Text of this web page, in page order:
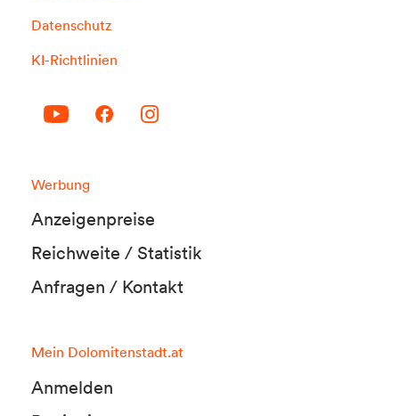
Datenschutz
KI-Richtlinien
Werbung
Anzeigenpreise
Reichweite / Statistik
Anfragen / Kontakt
Mein Dolomitenstadt.at
Anmelden